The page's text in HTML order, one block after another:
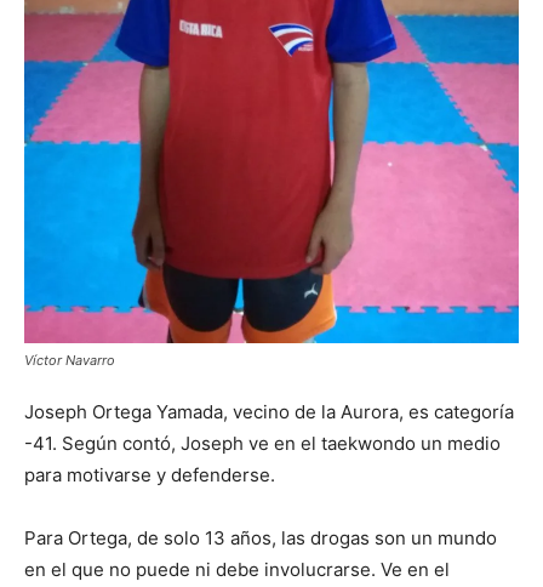
Víctor Navarro
Joseph Ortega Yamada, vecino de la Aurora, es categoría
-41. Según contó, Joseph ve en el taekwondo un medio
para motivarse y defenderse.
Para Ortega, de solo 13 años, las drogas son un mundo
en el que no puede ni debe involucrarse. Ve en el